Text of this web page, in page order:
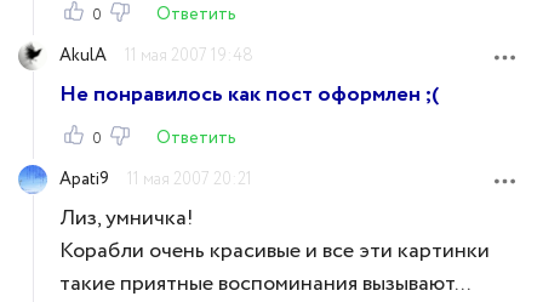
0
Ответить
AkulA
11 мая 2007 19:48
Не понравилось как пост оформлен ;(
0
Ответить
Apati9
11 мая 2007 20:21
Лиз, умничка!
Корабли очень красивые и все эти картинки
такие приятные воспоминания вызывают...